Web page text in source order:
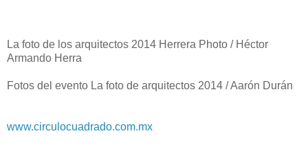
La foto de los arquitectos 2014 Herrera Photo / Héctor
Armando Herra
Fotos del evento La foto de arquitectos 2014 / Aarón Durán
www.circulocuadrado.com.mx